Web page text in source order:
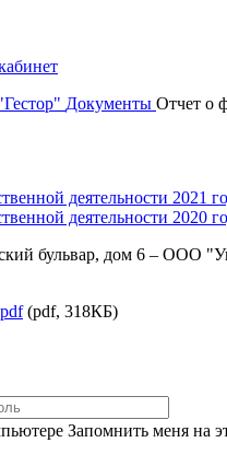
Документы Отчет о
деятельности 2021
деятельности 2020
бульвар, дом 6 – ООО
(pdf, 318КБ)
Запомнить меня на